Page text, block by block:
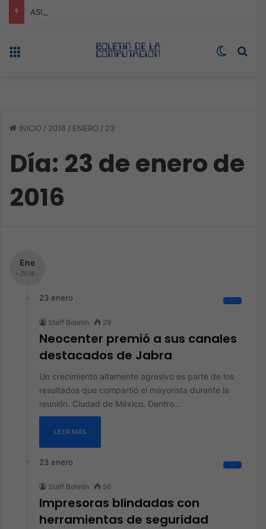
Switch
INICIO / 2016 / ENERO / 23
Día: 23 de enero de
2016
Ene
- 2016 -
23 enero All
Staff Boletín 29
Neocenter premió a sus canales
destacados de Jabra
Un crecimiento altamente agresivo es parte de los
resultados que compartió el mayorista durante la
reunión. Ciudad de México. Dentro…
LEER MÁS
23 enero All
Staff Boletín 56
Impresoras blindadas con
herramientas de seguridad